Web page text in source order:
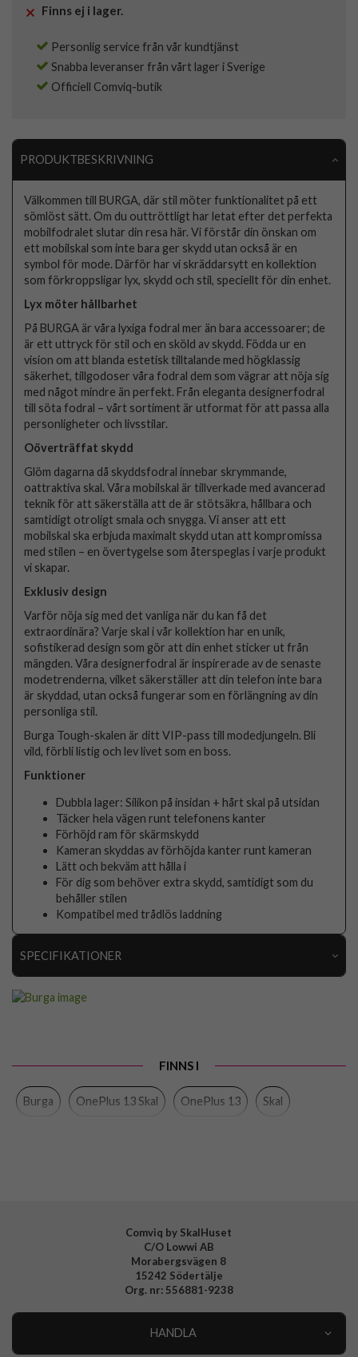
Finns ej i lager.
Personlig service från vår kundtjänst
Snabba leveranser från vårt lager i Sverige
Officiell Comviq-butik
PRODUKTBESKRIVNING
Välkommen till BURGA, där stil möter funktionalitet på ett
sömlöst sätt. Om du outtröttligt har letat efter det perfekta
mobilfodralet slutar din resa här. Vi förstår din önskan om
ett mobilskal som inte bara ger skydd utan också är en
symbol för mode. Därför har vi skräddarsytt en kollektion
som förkroppsligar lyx, skydd och stil, speciellt för din enhet.
Lyx möter hållbarhet
På BURGA är våra lyxiga fodral mer än bara accessoarer; de
är ett uttryck för stil och en sköld av skydd. Födda ur en
vision om att blanda estetisk tilltalande med högklassig
säkerhet, tillgodoser våra fodral dem som vägrar att nöja sig
med något mindre än perfekt. Från eleganta designerfodral
till söta fodral – vårt sortiment är utformat för att passa alla
personligheter och livsstilar.
Oöverträffat skydd
Glöm dagarna då skyddsfodral innebar skrymmande,
oattraktiva skal. Våra mobilskal är tillverkade med avancerad
teknik för att säkerställa att de är stötsäkra, hållbara och
samtidigt otroligt smala och snygga. Vi anser att ett
mobilskal ska erbjuda maximalt skydd utan att kompromissa
med stilen – en övertygelse som återspeglas i varje produkt
vi skapar.
Exklusiv design
Varför nöja sig med det vanliga när du kan få det
extraordinära? Varje skal i vår kollektion har en unik,
sofistikerad design som gör att din enhet sticker ut från
mängden. Våra designerfodral är inspirerade av de senaste
modetrenderna, vilket säkerställer att din telefon inte bara
är skyddad, utan också fungerar som en förlängning av din
personliga stil.
Burga Tough-skalen är ditt VIP-pass till modedjungeln. Bli
vild, förbli listig och lev livet som en boss.
Funktioner
Dubbla lager: Silikon på insidan + hårt skal på utsidan
Täcker hela vägen runt telefonens kanter
Förhöjd ram för skärmskydd
Kameran skyddas av förhöjda kanter runt kameran
Lätt och bekväm att hålla i
För dig som behöver extra skydd, samtidigt som du
behåller stilen
Kompatibel med trådlös laddning
SPECIFIKATIONER
Material Hårdplast (PC), Mjukplast (TPU)
FINNS I
Burga OnePlus 13 Skal OnePlus 13 Skal
Comviq by SkalHuset
C/O Lowwi AB
Morabergsvägen 8
15242 Södertälje
Org. nr: 556881-9238
HANDLA